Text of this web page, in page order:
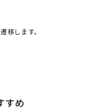
移します。
すめ